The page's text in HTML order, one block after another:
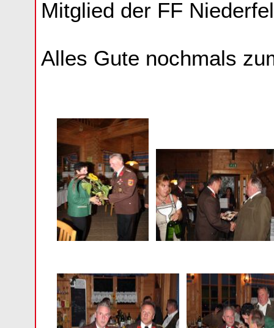
Mitglied der FF
Alles Gute nochmals